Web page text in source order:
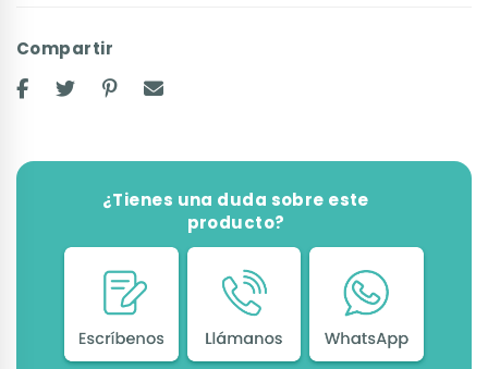
Compartir
¿Tienes una duda sobre este
producto?